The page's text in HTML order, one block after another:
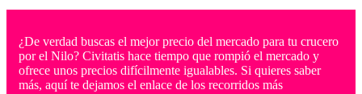
¿De verdad buscas el mejor precio del mercado para tu crucero
por el Nilo? Civitatis hace tiempo que rompió el mercado y
ofrece unos precios difícilmente igualables. Si quieres saber
más, aquí te dejamos el enlace de los recorridos más